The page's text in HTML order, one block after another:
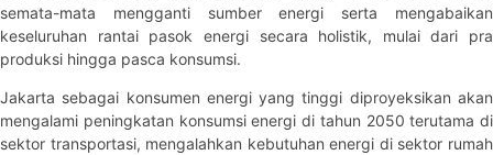
semata-mata mengganti sumber energi serta mengabaikan
keseluruhan rantai pasok energi secara holistik, mulai dari pra
produksi hingga pasca konsumsi.
Jakarta sebagai konsumen energi yang tinggi diproyeksikan akan
mengalami peningkatan konsumsi energi di tahun 2050 terutama di
sektor transportasi, mengalahkan kebutuhan energi di sektor rumah